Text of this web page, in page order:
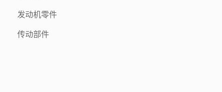
发动机零件
传动部件